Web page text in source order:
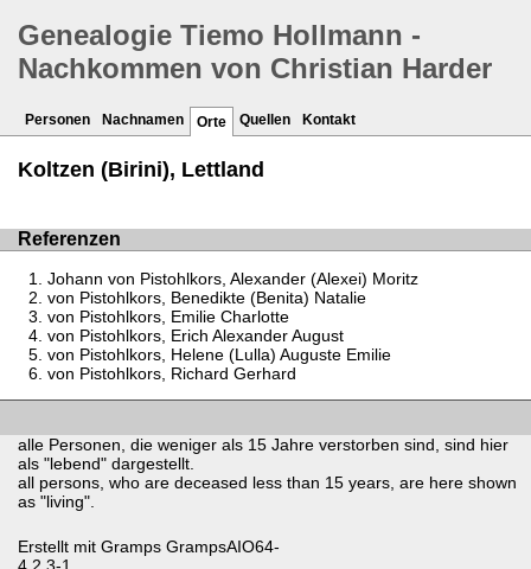
Genealogie Tiemo Hollmann -
Nachkommen von Christian Harder
Personen Nachnamen Orte Quellen Kontakt
Koltzen (Birini), Lettland
Referenzen
Johann von Pistohlkors, Alexander (Alexei) Moritz
von Pistohlkors, Benedikte (Benita) Natalie
von Pistohlkors, Emilie Charlotte
von Pistohlkors, Erich Alexander August
von Pistohlkors, Helene (Lulla) Auguste Emilie
von Pistohlkors, Richard Gerhard
alle Personen, die weniger als 15 Jahre verstorben sind, sind hier
als "lebend" dargestellt.
all persons, who are deceased less than 15 years, are here shown
as "living".
Erstellt mit Gramps GrampsAIO64-
4.2.3-1